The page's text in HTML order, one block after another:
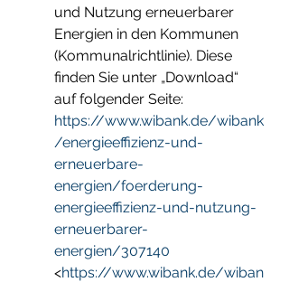
und Nutzung erneuerbarer
Energien in den Kommunen
(Kommunalrichtlinie). Diese
finden Sie unter „Download“
auf folgender Seite:
https://www.wibank.de/wibank
/energieeffizienz-und-
erneuerbare-
energien/foerderung-
energieeffizienz-und-nutzung-
erneuerbarer-
energien/307140
<https://www.wibank.de/wiban